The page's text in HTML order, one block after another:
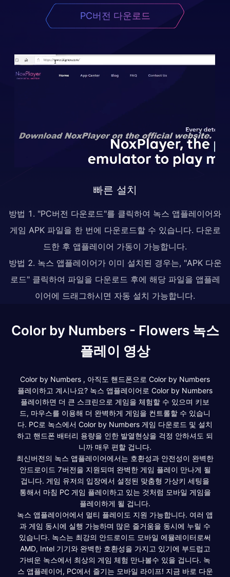
PC버전 다운로드
빠른 설치
방법 1. "PC버전 다운로드"를 클릭하여 녹스 앱플레이어와
게임 APK 파일을 한 번에 다운로드할 수 있습니다. 다운로
드한 후 앱플레이어 가동이 가능합니다.
방법 2. 녹스 앱플레이어가 이미 설치된 경우는, "APK 다운
로드" 클릭하여 파일을 다운로드 후에 해당 파일을 앱플레
이어에 드래그하시면 자동 설치 가능합니다.
Color by Numbers - Flowers 녹스
플레이 영상
Color by Numbers , 아직도 핸드폰으로 Color by Numbers
플레이하고 계시나요? 녹스 앱플레이어로 Color by Numbers
플레이하면 더 큰 스크린으로 게임을 체험할 수 있으며 키보
드, 마우스를 이용해 더 완벽하게 게임을 컨트롤할 수 있습니
다. PC로 녹스에서 Color by Numbers 게임 다운로드 및 설치
하고 핸드폰 배터리 용량을 인한 발열현상을 걱정 안하셔도 되
니까 매우 편할 겁니다.
최신버전의 녹스 앱플레이어에서는 호환성과 안전성이 완벽한
안드로이드 7버전을 지원되며 완벽한 게임 플레이 만나게 될
겁니다. 게임 유저의 입장에서 설정된 맞춤형 가상키 세팅을
통해서 마침 PC 게임 플레이하고 있는 것처럼 모바일 게임을
플레이하게 될 겁니다.
녹스 앱플레이어에서 멀티 플레이도 지원 가능합니다. 여러 앱
과 게임 동시에 실행 가능하며 많은 즐거움을 동시에 누릴 수
있습니다. 녹스는 최강의 안드로이드 모바일 에뮬레이터로써
AMD, Intel 기기와 완벽한 호환성을 가지고 있기에 부드럽고
가벼운 녹스에서 최상의 게임 체험 만나볼수 있을 겁니다. 녹
스 앱플레이어, PC에서 즐기는 모바일 라이프! 지금 바로 다운